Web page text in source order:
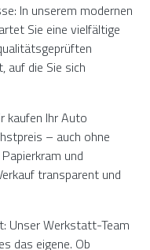
In unserem modernen
Sie eine vielfältige
auf die Sie sich
kaufen Ihr Auto
– auch ohne
und
transparent und
Unser Werkstatt-Team
das eigene. Ob